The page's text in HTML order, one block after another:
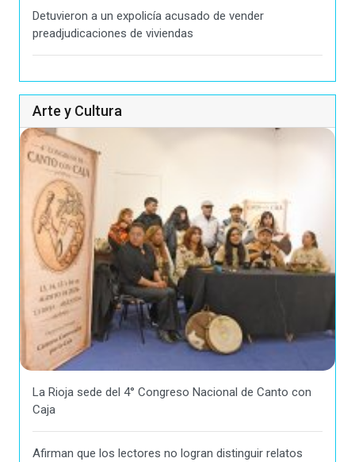
Detuvieron a un expolicía acusado de vender
preadjudicaciones de viviendas
Arte y Cultura
La Rioja sede del 4° Congreso Nacional de Canto con
Caja
Afirman que los lectores no logran distinguir relatos